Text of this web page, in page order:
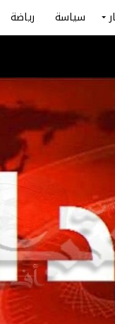
سياسة رياضة